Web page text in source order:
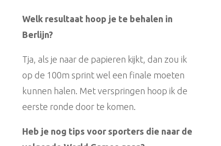
Welk resultaat hoop je te behalen in
Berlijn?
Tja, als je naar de papieren kijkt, dan zou ik
op de 100m sprint wel een finale moeten
kunnen halen. Met verspringen hoop ik de
eerste ronde door te komen.
Heb je nog tips voor sporters die naar de